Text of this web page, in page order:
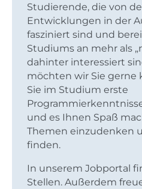
Studierende, die von
Entwicklungen in der
fasziniert sind und
Studiums an mehr als
dahinter interessiert
möchten wir Sie gerne
Sie im Studium erste
und es Ihnen Spaß
Themen einzudenken
finden.
In unserem Jobportal
Stellen. Außerdem